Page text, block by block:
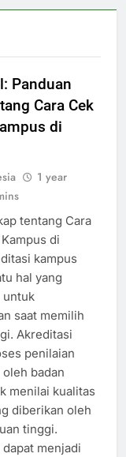
Panduan
Cara Cek
di
1 year
tentang Cara
di
kampus
hal yang
untuk
saat memilih
Akreditasi
penilaian
badan
menilai kualitas
diberikan oleh
tinggi.
menjadi